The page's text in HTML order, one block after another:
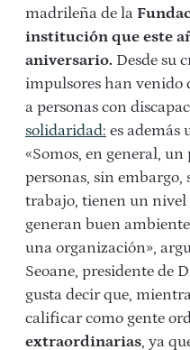
madrileña de la
institución que este
aniversario. Desde su
impulsores han venido
a personas con
solidaridad: es además
«Somos, en general, un
personas, sin embargo,
trabajo, tienen un nivel
generan buen
una organización»,
Seoane, presidente de
gusta decir que,
calificar como gente
extraordinarias, ya